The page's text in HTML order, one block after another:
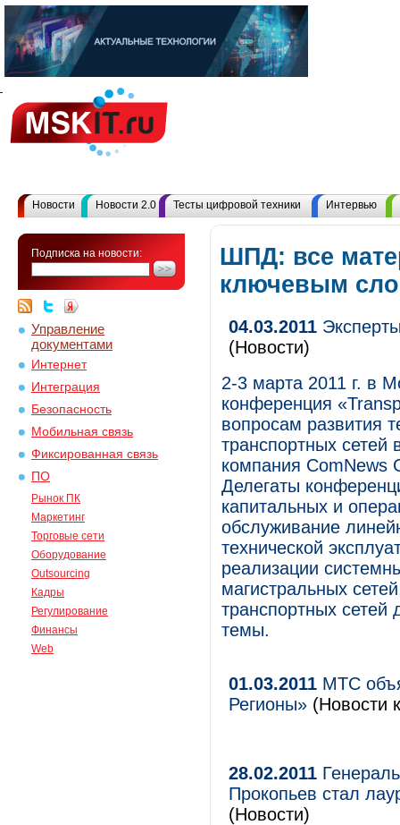
Новости Новости 2.0 Тесты цифровой техники Интервью
Подписка на новости:
Управление
документами
Интернет
Интеграция
Безопасность
Мобильная связь
Фиксированная связь
ПО
Рынок ПК
Маркетинг
Торговые сети
Оборудование
Outsourcing
Кадры
Регулирование
Финансы
Web
ШПД: все
ключевым
04.03.2011
(Новости)
2-3 марта 2011 г. в
конференция
вопросам развития
транспортных сетей
компания ComNews
Делегаты
капитальных и
обслуживание
технической
реализации
магистральных
транспортных сетей
темы.
01.03.2011 МТС
Регионы» (Новости
28.02.2011
Прокопьев стал
(Новости)